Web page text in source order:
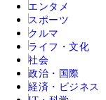
エンタメ
スポーツ
クルマ
ライフ・文化
社会
政治・国際
経済・ビジネス